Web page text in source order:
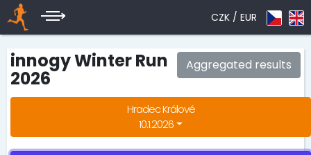
CZK / EUR
Aggregated results
innogy Winter Run
2026
Hradec Králové
10.1.2026